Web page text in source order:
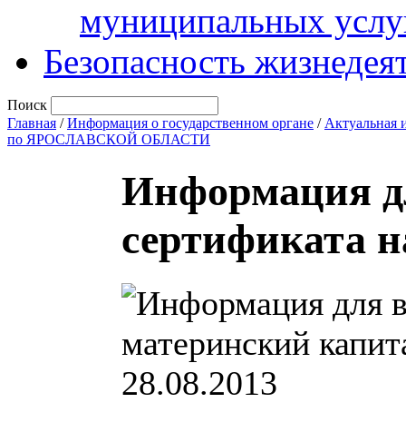
муниципальных
Безопасность
Поиск
Главная /Информация о государственном органе / Актуальная
по ЯРОСЛАВСКОЙ ОБЛАСТИ
Информация
сертификата
28.08.2013